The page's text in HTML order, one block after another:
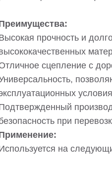
прочность и
сцепление с
при
на